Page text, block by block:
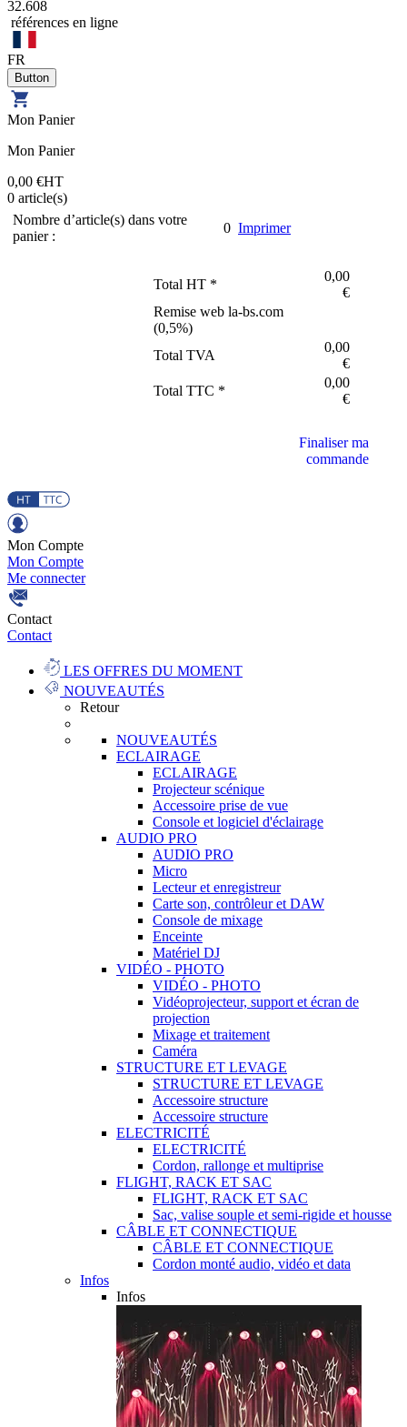
32.608
références en ligne
FR
Mon Panier
Mon Panier
0,00 €HT
0 article(s)
Nombre d’article(s) dans votre
panier :
0 Imprimer
Total HT *
0,00
€
Remise web la-bs.com
(0,5%)
Total TVA
0,00
€
Total TTC *
0,00
€
Finaliser ma
commande
Mon Compte
Mon Compte
Me connecter
Contact
Contact
LES OFFRES DU MOMENT
NOUVEAUTÉS
Retour
NOUVEAUTÉS
ECLAIRAGE
ECLAIRAGE
Projecteur scénique
Accessoire prise de vue
Console et logiciel d'éclairage
AUDIO PRO
AUDIO PRO
Micro
Lecteur et enregistreur
Carte son, contrôleur et DAW
Console de mixage
Enceinte
Matériel DJ
VIDÉO - PHOTO
VIDÉO - PHOTO
Vidéoprojecteur, support et écran de
projection
Mixage et traitement
Caméra
STRUCTURE ET LEVAGE
STRUCTURE ET LEVAGE
Accessoire structure
Accessoire structure
ELECTRICITÉ
ELECTRICITÉ
Cordon, rallonge et multiprise
FLIGHT, RACK ET SAC
FLIGHT, RACK ET SAC
Sac, valise souple et semi-rigide et housse
CÂBLE ET CONNECTIQUE
CÂBLE ET CONNECTIQUE
Cordon monté audio, vidéo et data
Infos
Infos